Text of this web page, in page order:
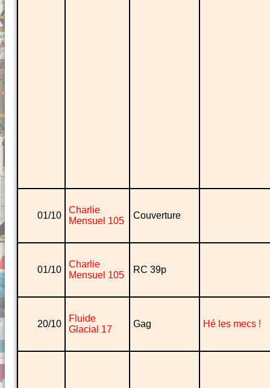
01/10
Charlie
Mensuel 105
Couverture
01/10
Charlie
Mensuel 105
RC 39p
20/10
Fluide
Glacial 17
Gag Hé les mecs !